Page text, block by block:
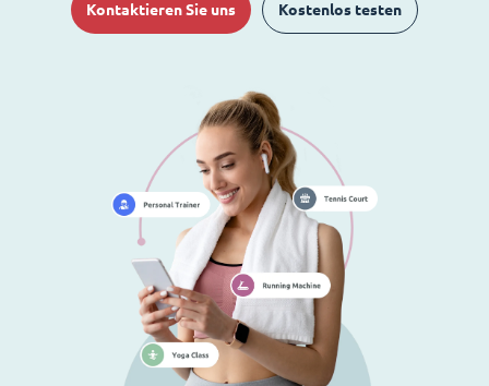
Kontaktieren Sie uns Kostenlos testen